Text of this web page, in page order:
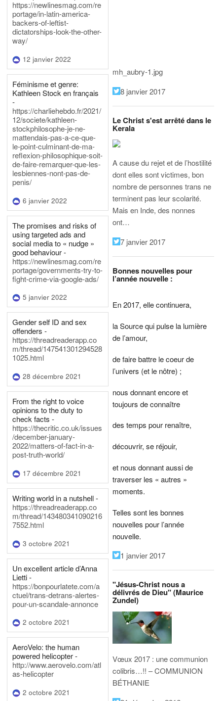
https://newlinesmag.com/re
portage/in-latin-america-
backers-of-leftist-
dictatorships-look-the-other-
way/
12 janvier 2022
Féminisme et genre:
Kathleen Stock en français
-
https://charliehebdo.fr/2021/
12/societe/kathleen-
stockphilosophe-je-ne-
mattendais-pas-a-ce-que-
le-point-culminant-de-ma-
reflexion-philosophique-soit-
de-faire-remarquer-que-les-
lesbiennes-nont-pas-de-
penis/
6 janvier 2022
The promises and risks of
using targeted ads and
social media to « nudge »
good behaviour -
https://newlinesmag.com/re
portage/governments-try-to-
fight-crime-via-google-ads/
5 janvier 2022
Gender self ID and sex
offenders -
https://threadreaderapp.co
m/thread/147541301294528
1025.html
28 décembre 2021
From the right to voice
opinions to the duty to
check facts -
https://thecritic.co.uk/issues
/december-january-
2022/matters-of-fact-in-a-
post-truth-world/
17 décembre 2021
Writing world in a nutshell -
https://threadreaderapp.co
m/thread/143480341090216
7552.html
3 octobre 2021
Un excellent article d’Anna
Lietti -
https://bonpourlatete.com/a
ctuel/trans-detrans-alertes-
pour-un-scandale-annonce
2 octobre 2021
AeroVelo: the human
powered helicopter -
http://www.aerovelo.com/atl
as-helicopter
2 octobre 2021
mh_aubry-1.jpg
8 janvier 2017
Le Christ s'est arrêté dans le
Kerala
A cause du rejet et de l’hostilité
dont elles sont victimes, bon
nombre de personnes trans ne
terminent pas leur scolarité.
Mais en Inde, des nonnes
ont…
7 janvier 2017
Bonnes nouvelles pour
l’année nouvelle :
En 2017, elle continuera,
la Source qui pulse la lumière
de l’amour,
de faire battre le coeur de
l’univers (et le nôtre) ;
nous donnant encore et
toujours de connaître
des temps pour renaître,
découvrir, se réjouir,
et nous donnant aussi de
traverser les « autres »
moments.
Telles sont les bonnes
nouvelles pour l’année
nouvelle.
1 janvier 2017
"Jésus-Christ nous a
délivrés de Dieu" (Maurice
Zundel)
Vœux 2017 : une communion
colibris…!! – COMMUNION
BÉTHANIE